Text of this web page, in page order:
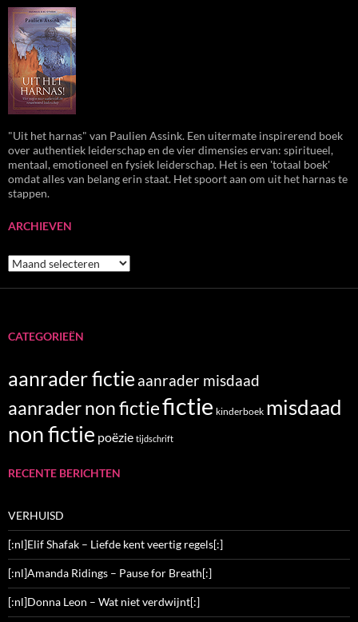
"Uit het harnas" van Paulien Assink. Een uitermate inspirerend boek
over authentiek leiderschap en de vier dimensies ervan: spiritueel,
mentaal, emotioneel en fysiek leiderschap. Het is een 'totaal boek'
omdat alles van belang erin staat. Het spoort aan om uit het harnas te
stappen.
ARCHIEVEN
Archieven
CATEGORIEËN
aanrader fictie aanrader misdaad
aanrader non fictiefictie kinderboek misdaad
non fictie poëzie tijdschrift
RECENTE BERICHTEN
VERHUISD
[:nl]Elif Shafak – Liefde kent veertig regels[:]
[:nl]Amanda Ridings – Pause for Breath[:]
[:nl]Donna Leon – Wat niet verdwijnt[:]